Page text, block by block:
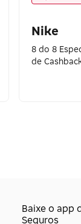
Nike
8 do 8
de
Baixe o app
Seguros